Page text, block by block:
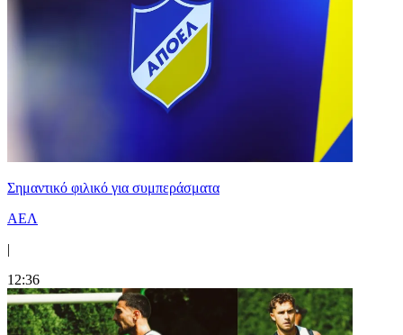
Σημαντικό φιλικό για συμπεράσματα
ΑΕΛ
|
12:36